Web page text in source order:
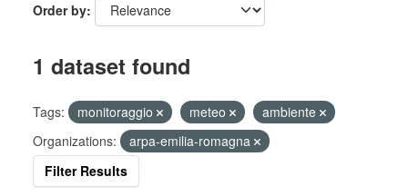
Order by
1 dataset found
Tags: monitoraggio meteo
ambiente
Organizations:
arpa-emilia-romagna
Filter Results